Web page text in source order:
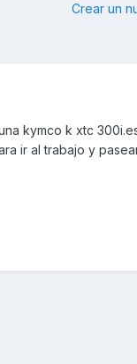
Crear un
kymco k xtc
ir al trabajo y